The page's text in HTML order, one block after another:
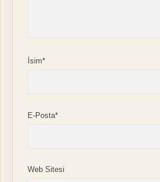
İsim*
E-Posta*
Web Sitesi